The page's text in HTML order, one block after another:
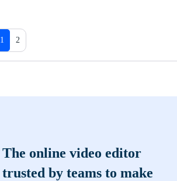
1 2
The online video editor
trusted by teams to make